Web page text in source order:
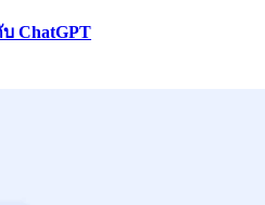
ChatGPT